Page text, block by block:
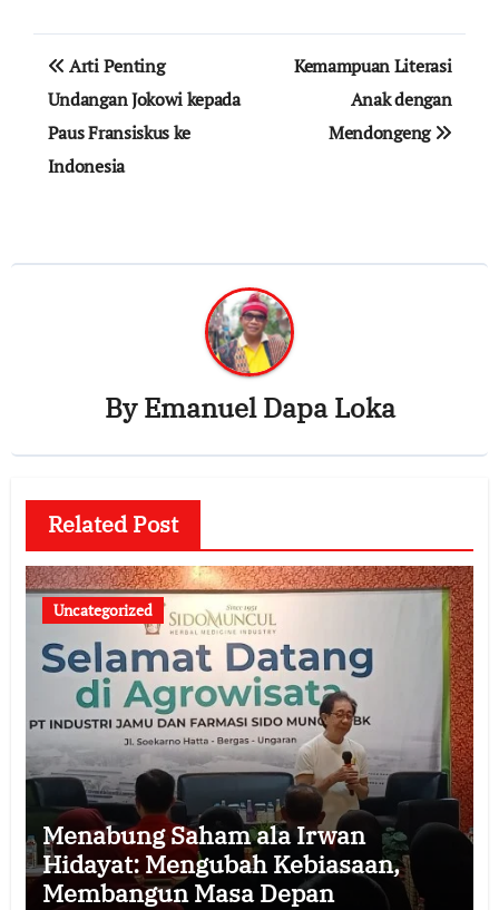
Post
navigation
Arti Penting
Undangan Jokowi kepada
Paus Fransiskus ke
Indonesia
Kemampuan Literasi
Anak dengan
Mendongeng
ByEmanuel Dapa Loka
Related Post
Uncategorized
Menabung Saham ala Irwan
Hidayat: Mengubah Kebiasaan,
Membangun Masa Depan